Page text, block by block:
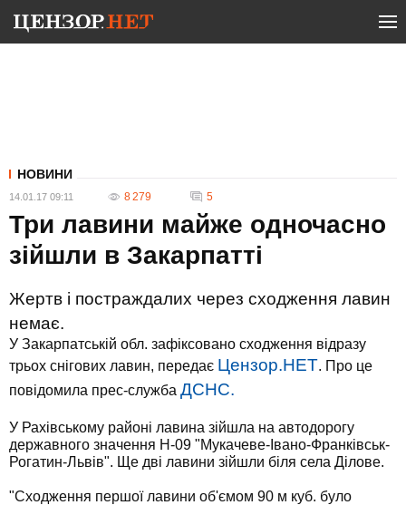
НОВИНИ
14.01.17 09:11 8 279 5
Три лавини майже одночасно
зійшли в Закарпатті
Жертв і постраждалих через сходження лавин
немає.
У Закарпатській обл. зафіксовано сходження відразу
трьох снігових лавин, передає Цензор.НЕТ. Про це
повідомила прес-служба ДСНС.
У Рахівському районі лавина зійшла на автодорогу
державного значення Н-09 "Мукачеве-Івано-Франківськ-
Рогатин-Львів". Ще дві лавини зійшли біля села Ділове.
"Сходження першої лавини об'ємом 90 м куб. було